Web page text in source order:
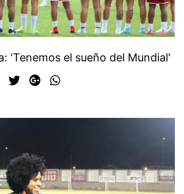
'Tenemos el sueño del Mundial'